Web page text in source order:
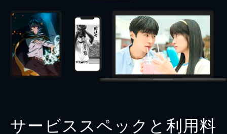
サービススペックと利用料